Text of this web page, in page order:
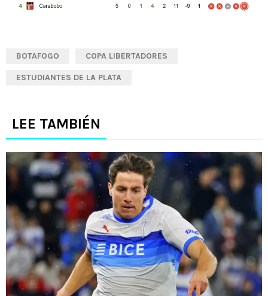
BOTAFOGO COPA LIBERTADORES
ESTUDIANTES DE LA PLATA
LEE TAMBIÉN